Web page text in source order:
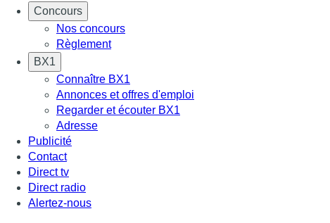
Concours
Nos concours
Règlement
BX1
Connaître BX1
Annonces et offres d'emploi
Regarder et écouter BX1
Adresse
Publicité
Contact
Direct tv
Direct radio
Alertez-nous